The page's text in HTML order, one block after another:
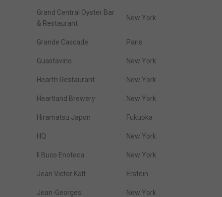
Grand Central Oyster Bar
& Restaurant
New York
Grande Cascade Paris
Guastavino New York
Hearth Restaurant New York
Heartland Brewery New York
Hiramatsu Japon Fukuoka
HQ New York
Il Buco Enoteca New York
Jean Victor Kalt Erstein
Jean-Georges New York